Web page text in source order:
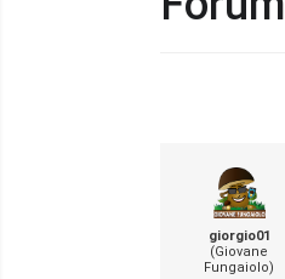
giorgio01
(Giovane
Fungaiolo)